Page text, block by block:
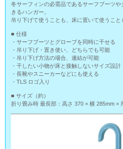
冬サーフィンの必需品であるサーフブーツ
きるハンガー。
吊り下げて使うことも、床に置いて使うこと
■ 仕様
・サーフブーツとグローブを同時に干せる
・吊り下げ・置き使い、どちらでも可能
・吊り下げ方法の場合、連結が可能
・干したい小物が床と接触しないサイズ設計
・長靴やスニーカーなどにも使える
・TLS ロゴ入り
■ サイズ（約）
折り畳み時 最長部：高さ 370 × 横 285mm ×